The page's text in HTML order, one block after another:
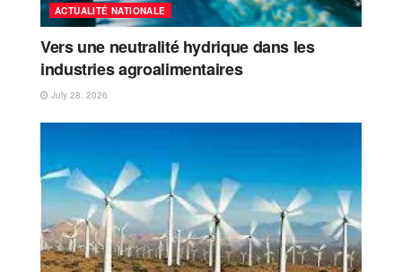
ACTUALITÉ NATIONALE
Vers une neutralité hydrique dans les
industries agroalimentaires
July 28, 2026